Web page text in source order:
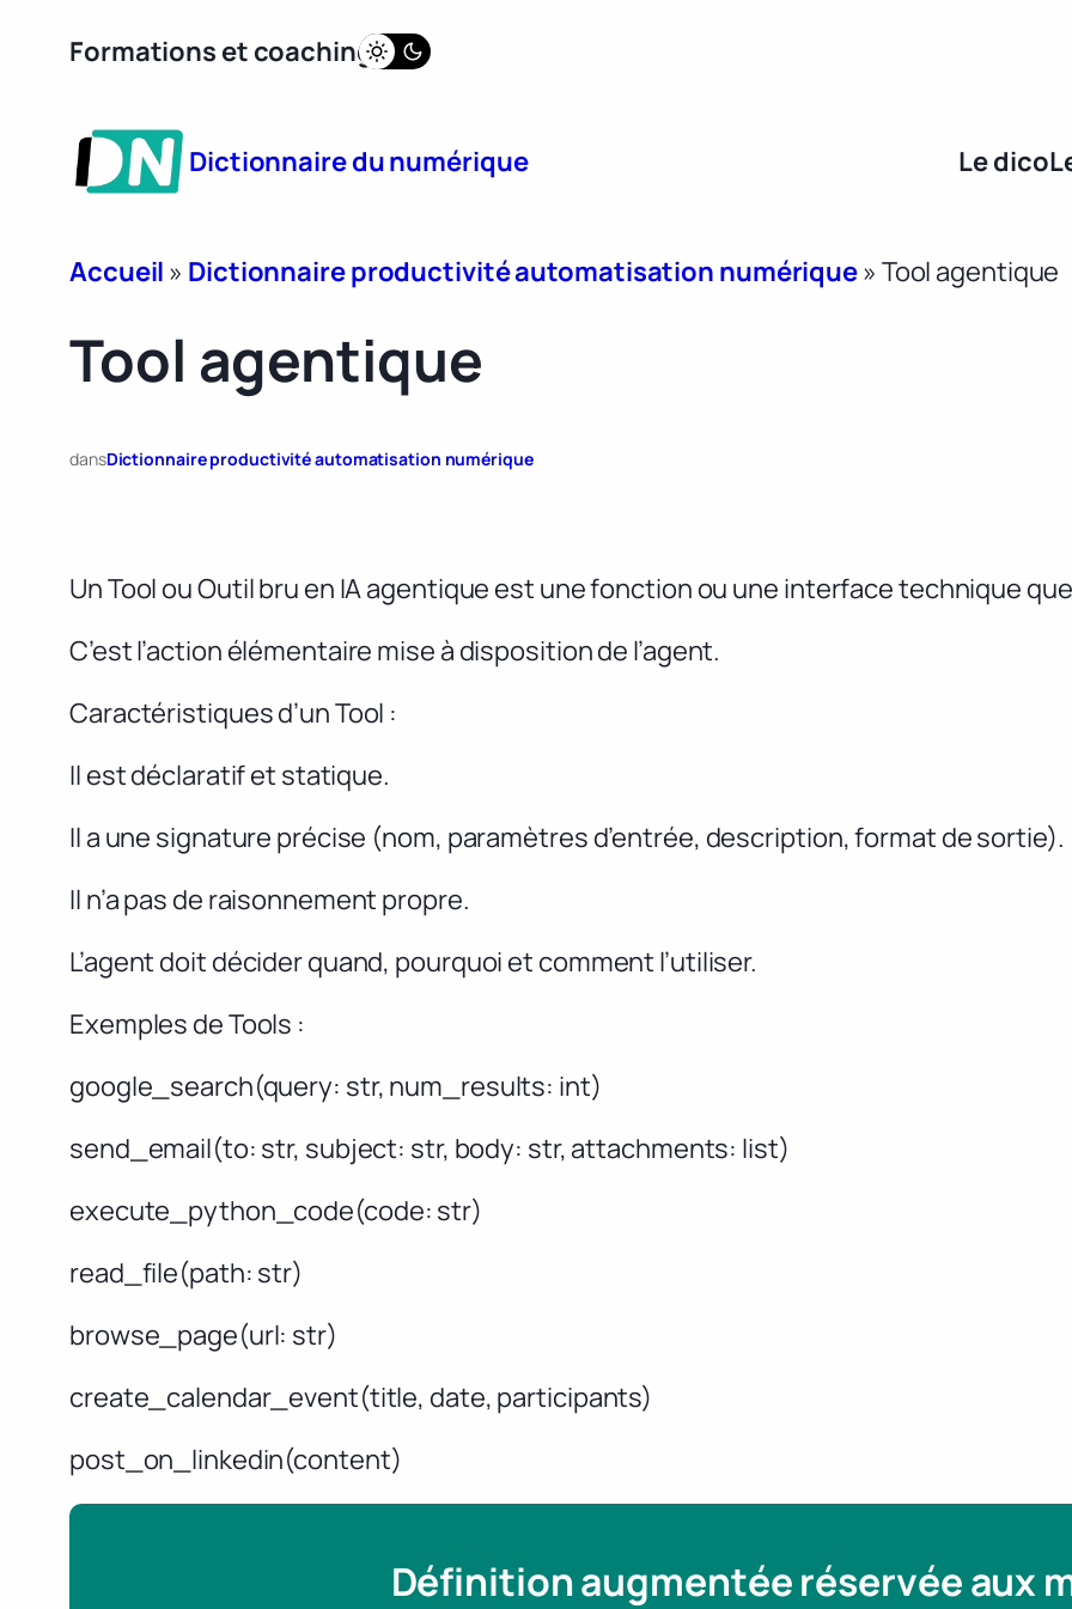
Formations et coaching
Dictionnaire du numérique Le dico
Accueil » Dictionnaire productivité automatisation numérique» Tool agentique
Tool agentique
dansDictionnaire productivité automatisation numérique
Un Tool ou Outil bru en IA agentique est une fonction ou une interface technique
C’est l’action élémentaire mise à disposition de l’agent.
Caractéristiques d’un Tool :
Il est déclaratif et statique.
Il a une signature précise (nom, paramètres d’entrée, description, format de sortie).
Il n’a pas de raisonnement propre.
L’agent doit décider quand, pourquoi et comment l’utiliser.
Exemples de Tools :
google_search(query: str, num_results: int)
send_email(to: str, subject: str, body: str, attachments: list)
execute_python_code(code: str)
read_file(path: str)
browse_page(url: str)
create_calendar_event(title, date, participants)
post_on_linkedin(content)
Définition augmentée réservée aux